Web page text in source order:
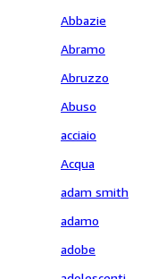
Abbazie
Abramo
Abruzzo
Abuso
acciaio
Acqua
adam smith
adamo
adobe